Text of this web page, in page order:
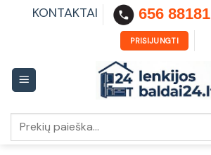
KONTAKTAI 656 88181
PRISIJUNGTI